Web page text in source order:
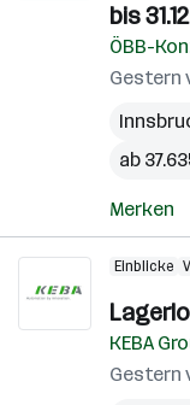
bis
ÖBB-
ab
Merken
Einblicke
KEBA